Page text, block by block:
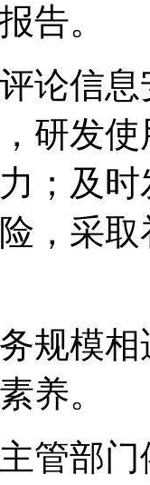
告。
论信
研发
；及
，采
规模
养。
管部